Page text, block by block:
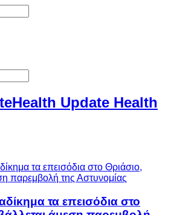
Health Update Health
τα επεισόδια στο